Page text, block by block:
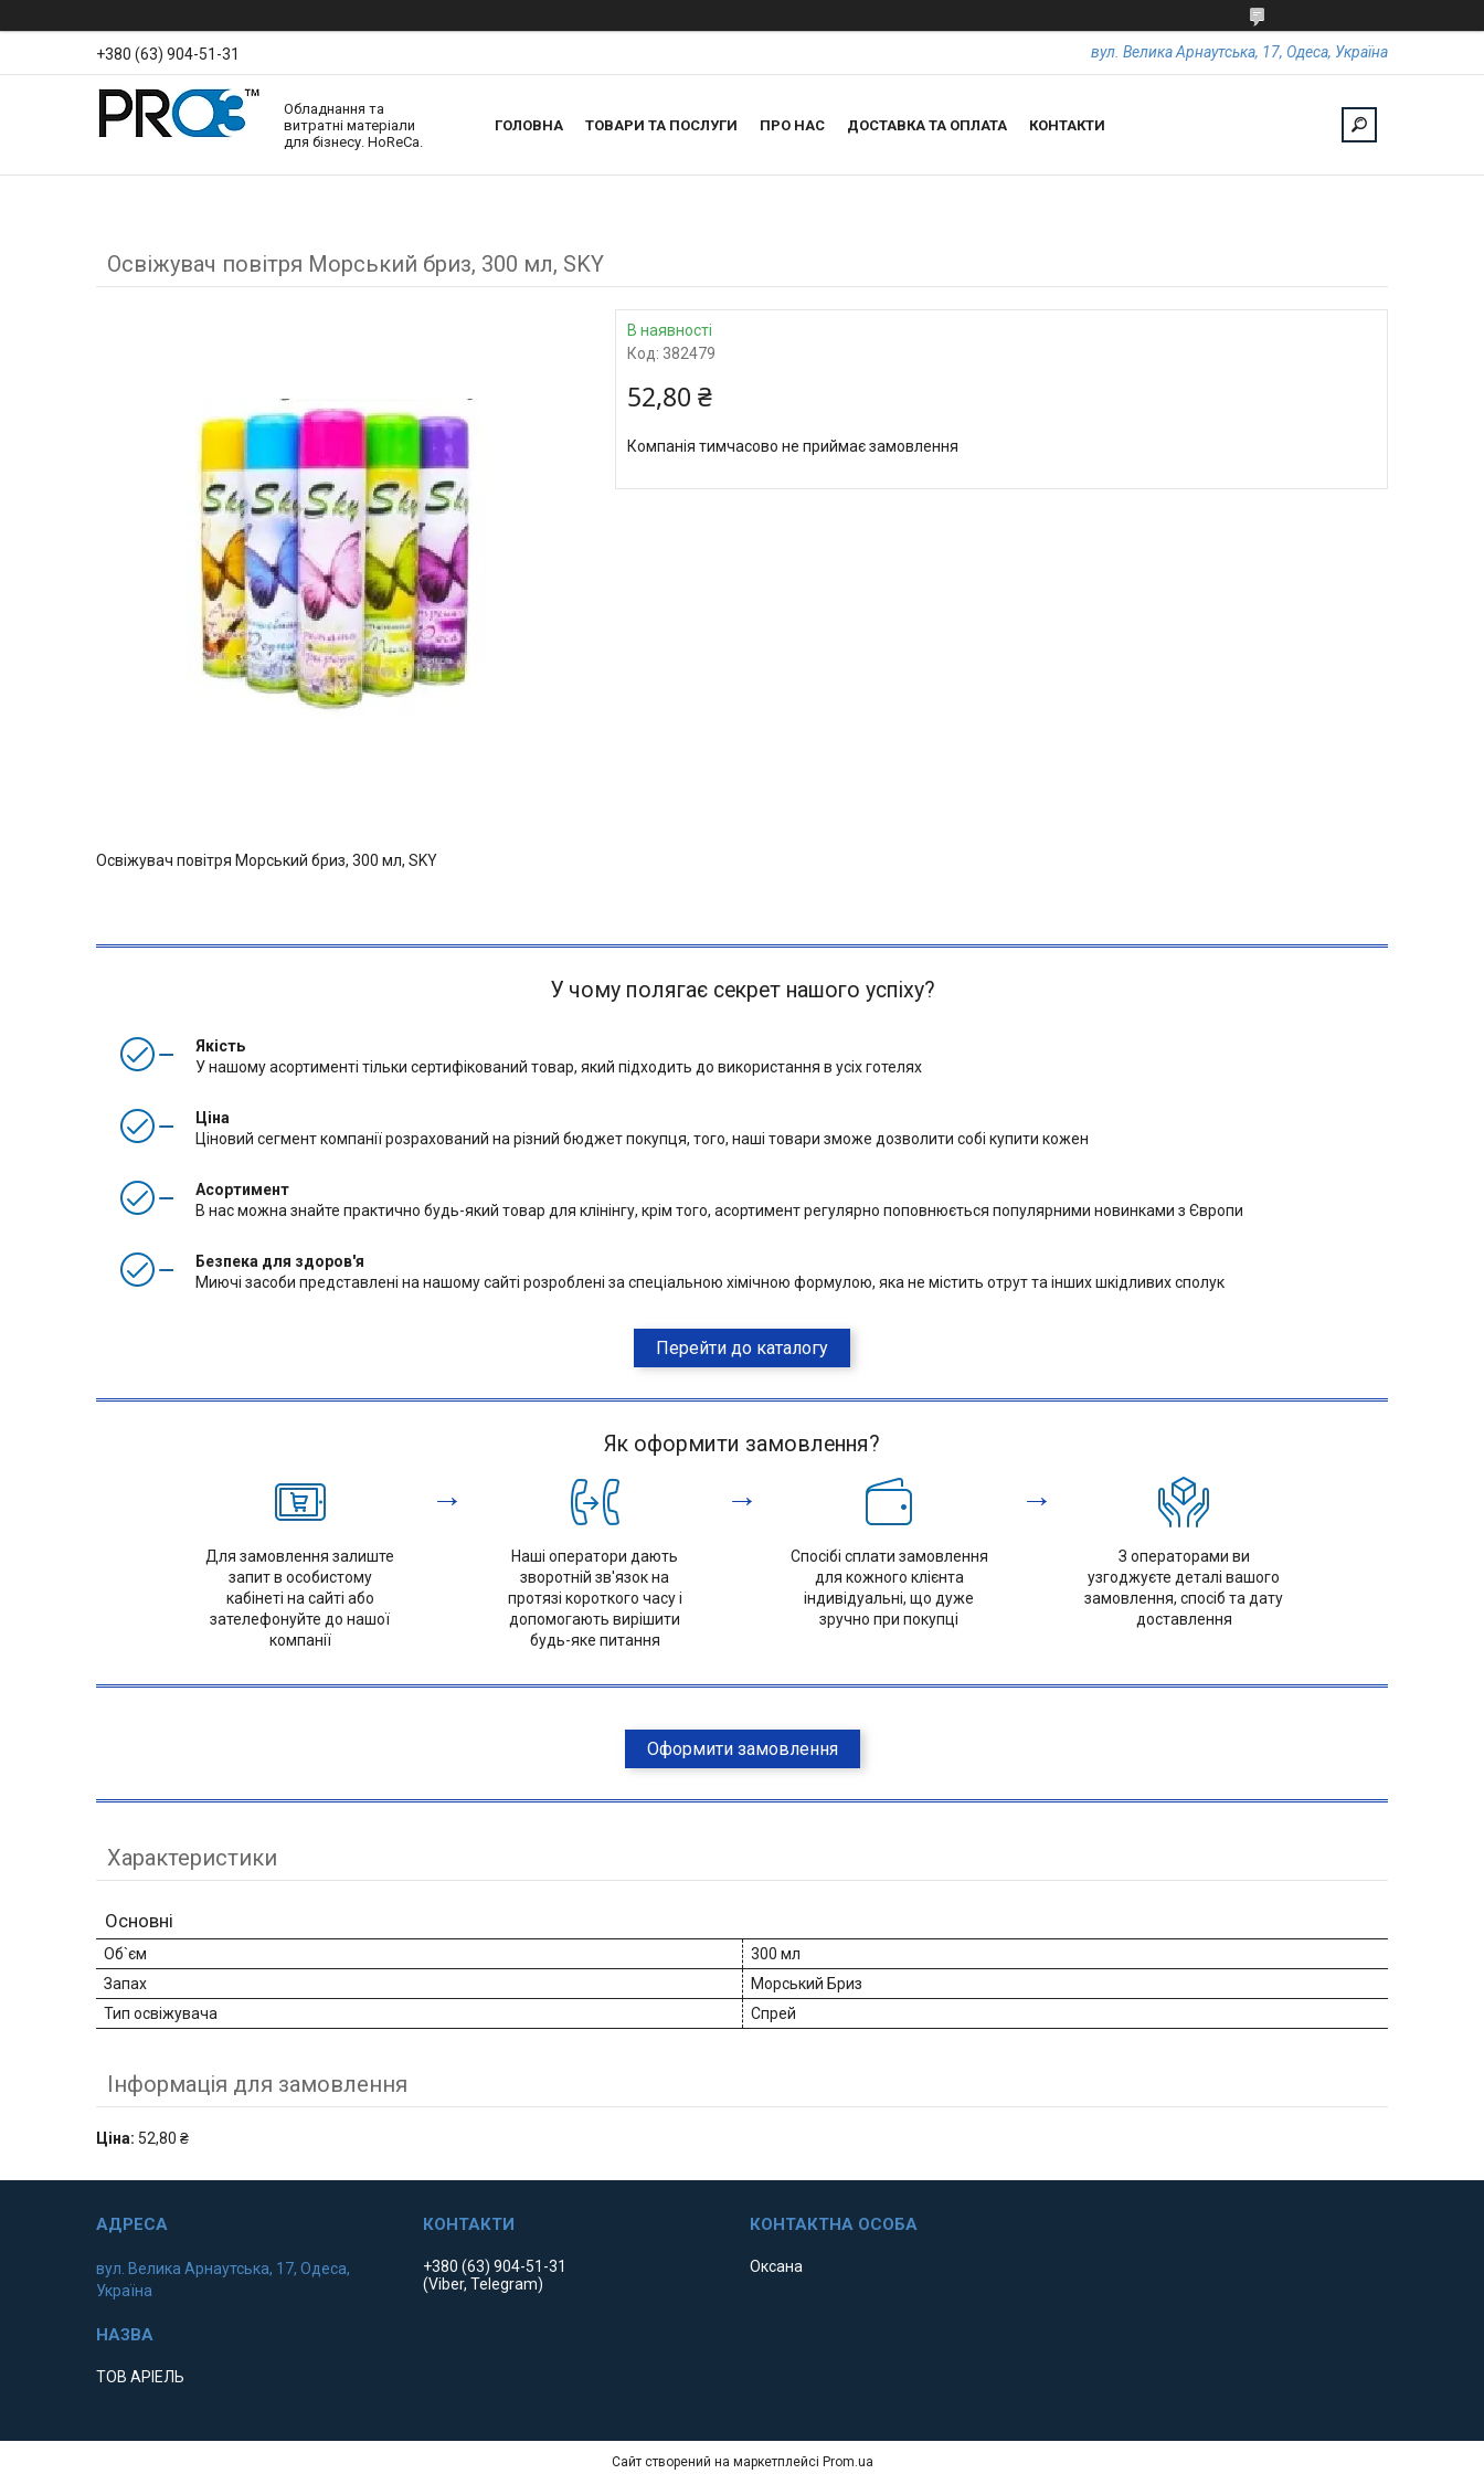
+380 (63) 904-51-31 вул. Велика Арнаутська, 17, Одеса, Україна
Обладнання та
витратні матеріали
для бізнесу. HoReCa.
ГОЛОВНА ТОВАРИ ТА ПОСЛУГИ ПРО НАС ДОСТАВКА ТА ОПЛАТА КОНТАКТИ
Освіжувач повітря Морський бриз, 300 мл, SKY
В наявності
Код: 382479
52,80 ₴
Компанія тимчасово не приймає замовлення
Освіжувач повітря Морський бриз, 300 мл, SKY
У чому полягає секрет нашого успіху?
Якість
У нашому асортименті тільки сертифікований товар, який підходить до використання в усіх готелях
Ціна
Ціновий сегмент компанії розрахований на різний бюджет покупця, того, наші товари зможе дозволити собі купити кожен
Асортимент
В нас можна знайте практично будь-який товар для клінінгу, крім того, асортимент регулярно поповнюється популярними новинками з Європи
Безпека для здоров'я
Миючі засоби представлені на нашому сайті розроблені за спеціальною хімічною формулою, яка не містить отрут та інших шкідливих сполук
Перейти до каталогу
Як оформити замовлення?
Для замовлення залиште
запит в особистому
кабінеті на сайті або
зателефонуйте до нашої
компанії
→
Наші оператори дають
зворотній зв'язок на
протязі короткого часу і
допомогають вирішити
будь-яке питання
→
Спосібі сплати замовлення
для кожного клієнта
індивідуальні, що дуже
зручно при покупці
→
З операторами ви
узгоджуєте деталі вашого
замовлення, спосіб та дату
доставлення
Оформити замовлення
Характеристики
Основні
Об`єм
300 мл
Запах
Морський Бриз
Тип освіжувача
Спрей
Інформація для замовлення
Ціна: 52,80 ₴
вул. Велика Арнаутська, 17, Одеса,
Україна
ТОВ АРІЕЛЬ
+380 (63) 904-51-31
(Viber, Telegram)
Оксана
Сайт створений на маркетплейсі Prom.ua